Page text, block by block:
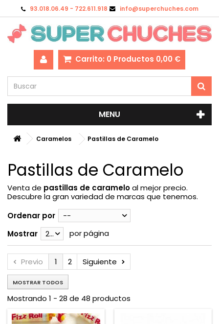
93.018.06.49 - 722.611.918 info@superchuches.com
Carrito: 0 Productos 0,00 €
MENU
Caramelos Pastillas de Caramelo
Pastillas de Caramelo
Venta de pastillas de carameloal mejor precio.
Descubre la gran variedad de marcas que tenemos.
Ordenar por
--
Mostrar
28 por página
Previo 1 2 Siguiente
MOSTRAR TODOS
Mostrando 1 - 28 de 48 productos